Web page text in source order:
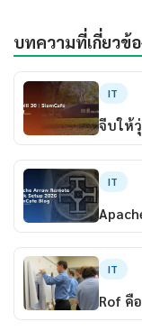
บทความที่เกี่ยวข้
IT
จีบให้
IT
IT
Rof คื